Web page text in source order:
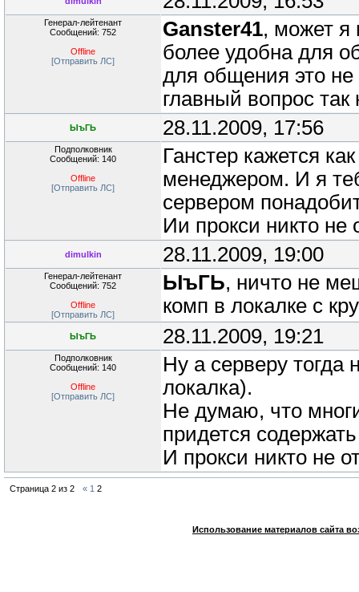
Генерал-лейтенант
Сообщений: 752
Offline
[Отправить ЛС]
Ganster41, может я
более удобна для
для общения это не
главный вопрос так
ЫъГЬ 28.11.2009, 17:56
Подполковник
Сообщений: 140
Offline
[Отправить ЛС]
Ганстер кажется
менеджером. И я
сервером
Ии прокси никто не
dimulkin 28.11.2009, 19:00
Генерал-лейтенант
Сообщений: 752
Offline
[Отправить ЛС]
ЫъГЬ, ничто не
комп в локалке с
ЫъГЬ 28.11.2009, 19:21
Подполковник
Сообщений: 140
Offline
[Отправить ЛС]
Ну а серверу тогда
локалка).
Не думаю, что
придется
И прокси никто не
Страница 2 из 2 « 1 2
Использование материалов сайта